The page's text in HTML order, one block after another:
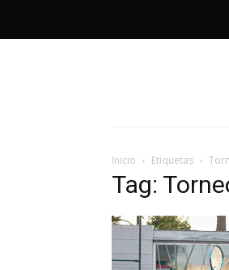
Inicio Etiquetas
Tag: